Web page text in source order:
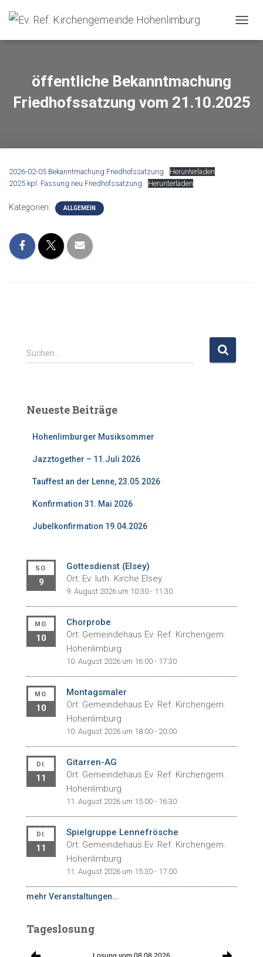
öffentliche Bekanntmachung
Friedhofssatzung vom 21.10.2025
2026-02-05 Bekanntmachung Friedhofssatzung
Herunterladen
2025 kpl. Fassung neu Friedhofssatzung
Herunterladen
Kategorien: ALLGEMEIN
S
u
n
Suchen …
Neueste Beiträge
Hohenlimburger Musiksommer
Jazztogether – 11.Juli 2026
Tauffest an der Lenne, 23.05.2026
Konfirmation 31. Mai 2026
Jubelkonfirmation 19.04.2026
SO.
9
Gottesdienst (Elsey)
Ort: Ev. luth. Kirche Elsey
9. August 2026 um 10:30 - 11:30
MO.
10
Chorprobe
Ort: Gemeindehaus Ev. Ref. Kirchengem.
Hohenlimburg
10. August 2026 um 16:00 - 17:30
MO.
10
Montagsmaler
Ort: Gemeindehaus Ev. Ref. Kirchengem.
Hohenlimburg
10. August 2026 um 18:00 - 20:00
DI.
11
Gitarren-AG
Ort: Gemeindehaus Ev. Ref. Kirchengem.
Hohenlimburg
11. August 2026 um 15:00 - 16:30
DI.
11
Spielgruppe Lennefrösche
Ort: Gemeindehaus Ev. Ref. Kirchengem.
Hohenlimburg
11. August 2026 um 15:30 - 17:00
mehr Veranstaltungen...
Tageslosung